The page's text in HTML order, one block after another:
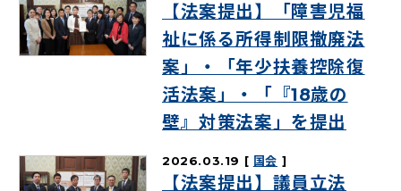
【法案提出】「障害児福
祉に係る所得制限撤廃法
案」・「年少扶養控除復
活法案」・「『18歳の
壁』対策法案」を提出
2026.03.19 国会
【法案提出】議員立法